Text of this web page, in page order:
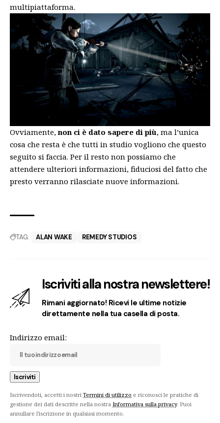
multipiattaforma.
Ovviamente,non ci è dato sapere di più, ma l’unica
cosa che resta è che tutti in studio vogliono che questo
seguito si faccia. Per il resto non possiamo che
attendere ulteriori informazioni, fiduciosi del fatto che
presto verranno rilasciate nuove informazioni.
TAG: ALAN WAKE REMEDY STUDIOS
Iscriviti alla nostra newslettere!
Rimani aggiornato! Ricevi le ultime notizie
direttamente nella tua casella di posta.
Indirizzo email:
Iscrivendoti, accetti i nostri Termini di utilizzo e riconosci le pratiche di
gestione dei dati descritte nella nostra Informativa sulla privacy. Puoi
annullare l'iscrizione in qualsiasi momento.